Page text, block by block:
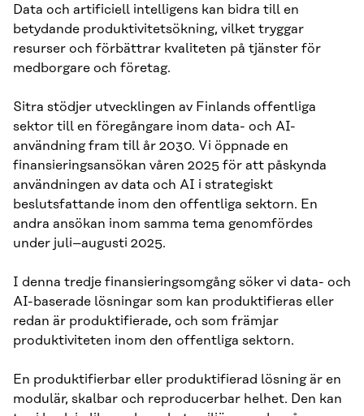
Data och artificiell intelligens kan bidra till en
betydande produktivitetsökning, vilket tryggar
resurser och förbättrar kvaliteten på tjänster för
medborgare och företag.
Sitra stödjer utvecklingen av Finlands offentliga
sektor till en föregångare inom data- och AI-
användning fram till år 2030. Vi öppnade en
finansieringsansökan våren 2025 för att påskynda
användningen av data och AI i strategiskt
beslutsfattande inom den offentliga sektorn. En
andra ansökan inom samma tema genomfördes
under juli–augusti 2025.
I denna tredje finansieringsomgång söker vi data- och
AI-baserade lösningar som kan produktifieras eller
redan är produktifierade, och som främjar
produktiviteten inom den offentliga sektorn.
En produktifierbar eller produktifierad lösning är en
modulär, skalbar och reproducerbar helhet. Den kan